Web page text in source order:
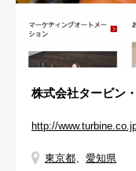
株式会社タービン
http://
東京都 愛知県